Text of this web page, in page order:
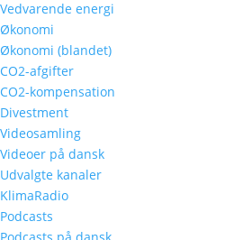
Vedvarende energi
Økonomi
Økonomi (blandet)
CO2-afgifter
CO2-kompensation
Divestment
Videosamling
Videoer på dansk
Udvalgte kanaler
KlimaRadio
Podcasts